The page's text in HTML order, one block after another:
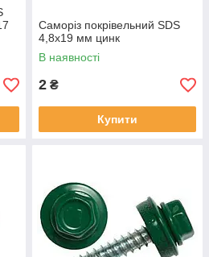
Саморіз покрівельний SDS
4,8х19 мм цинк
В наявності
2 ₴
Купити